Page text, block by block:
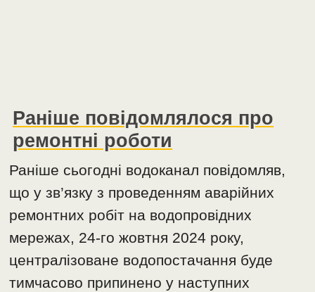
Раніше повідомлялося про
ремонтні роботи
Раніше сьогодні водоканал повідомляв,
що у зв’язку з проведенням аварійних
ремонтних робіт на водопровідних
мережах, 24-го жовтня 2024 року,
централізоване водопостачання буде
тимчасово припинено у наступних